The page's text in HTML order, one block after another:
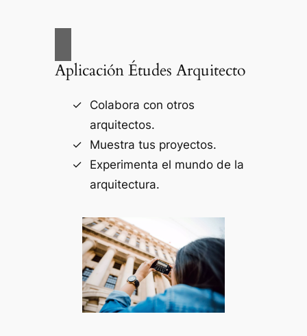
Aplicación Études Arquitecto
Colabora con otros
arquitectos.
Muestra tus proyectos.
Experimenta el mundo de la
arquitectura.